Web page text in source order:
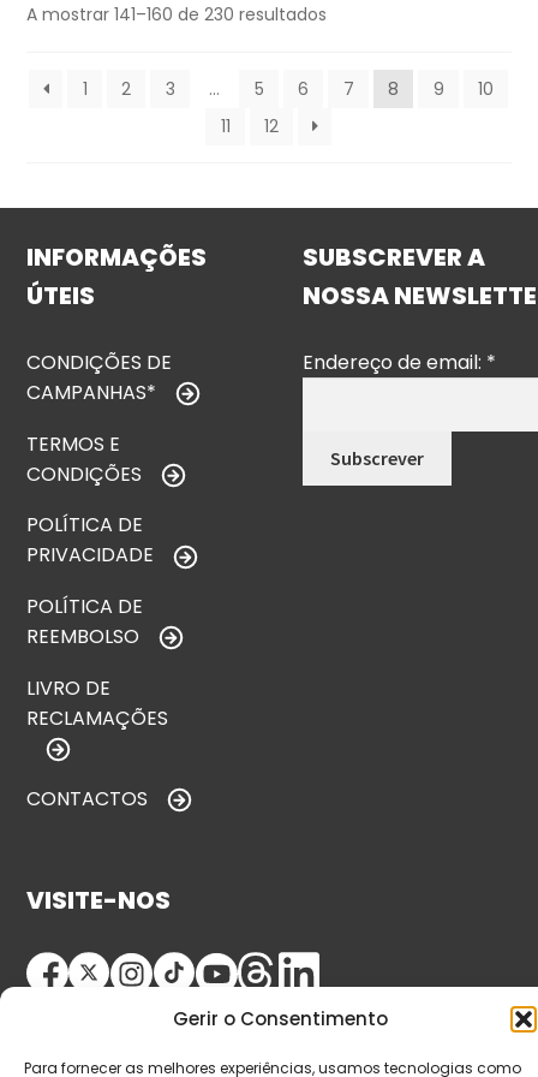
Gerir o Consentimento
Para fornecer as melhores experiências, usamos tecnologias como
A mostrar 141–160 de 230 resultados
1 2 3 … 5 6 7 8 9
10
11
12
INFORMAÇÕES
ÚTEIS
CONDIÇÕES DE
CAMPANHAS*
TERMOS E
CONDIÇÕES
POLÍTICA DE
PRIVACIDADE
POLÍTICA DE
REEMBOLSO
LIVRO DE
RECLAMAÇÕES
CONTACTOS
SUBSCREVER A
NOSSA
Endereço de email: *
VISITE-NOS